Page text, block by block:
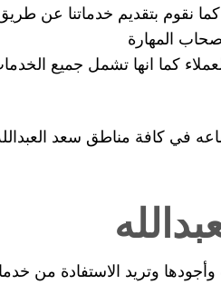
كما نقوم بتقديم خدماتنا عن
المهارة
كما انها تشمل جميع
متواجدون على مدار 24ساعه في كافة مناطق
وتريد الاستفادة من